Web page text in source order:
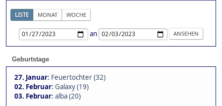
LISTE MONAT WOCHE
an
Geburtstage
27. Januar: Feuertochter (32)
02. Februar: Galaxy (19)
03. Februar: alba (20)